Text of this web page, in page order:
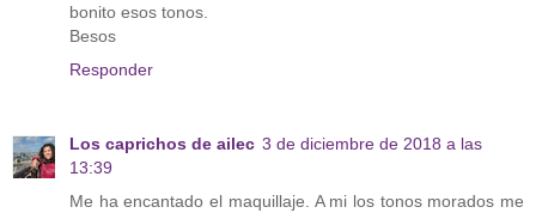
bonito esos tonos.
Besos
Responder
Los caprichos de ailec 3 de diciembre de 2018 a las
13:39
Me ha encantado el maquillaje. A mi los tonos morados me